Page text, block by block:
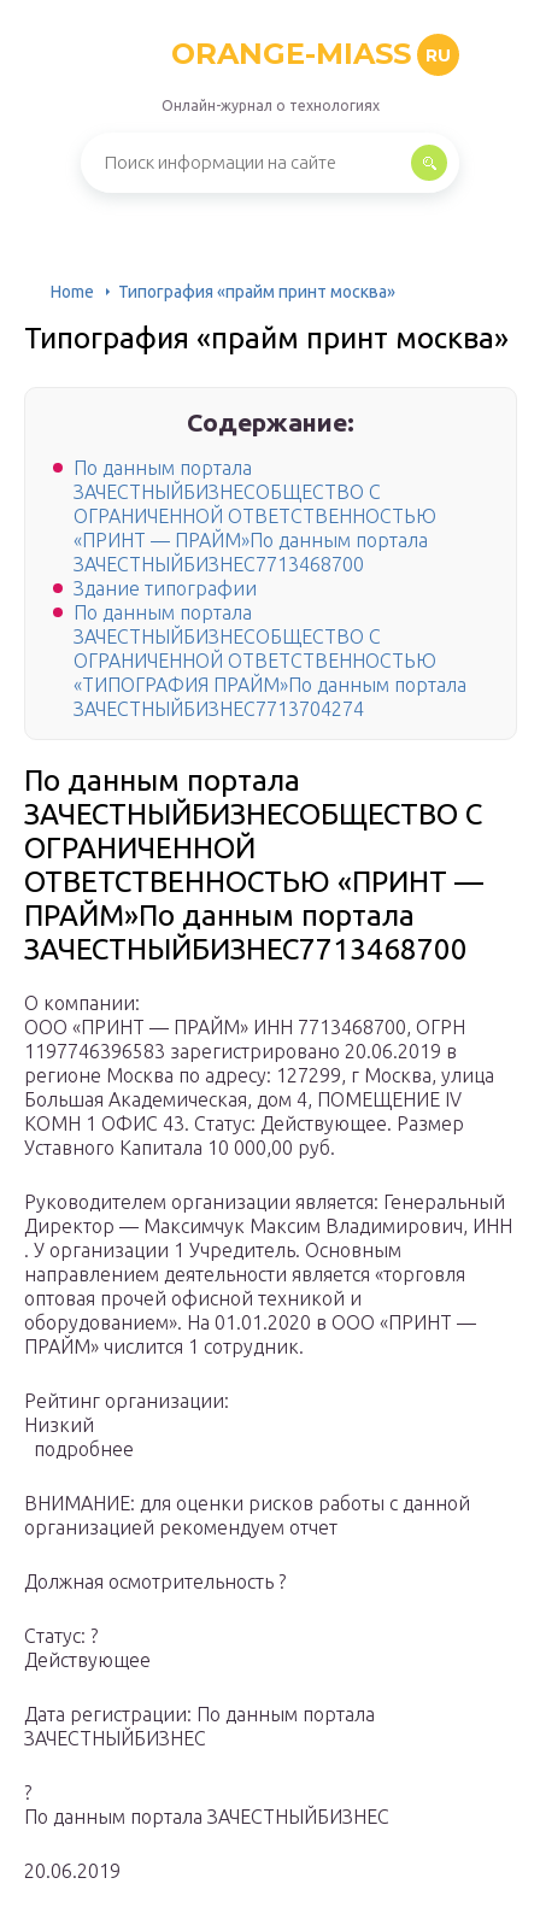
ORANGE-MIASS RU
Онлайн-журнал о технологиях
Home Типография «прайм принт москва»
Типография «прайм принт москва»
Содержание:
По данным портала
ЗАЧЕСТНЫЙБИЗНЕСОБЩЕСТВО С
ОГРАНИЧЕННОЙ ОТВЕТСТВЕННОСТЬЮ
«ПРИНТ — ПРАЙМ»По данным портала
ЗАЧЕСТНЫЙБИЗНЕС7713468700
Здание типографии
По данным портала
ЗАЧЕСТНЫЙБИЗНЕСОБЩЕСТВО С
ОГРАНИЧЕННОЙ ОТВЕТСТВЕННОСТЬЮ
«ТИПОГРАФИЯ ПРАЙМ»По данным портала
ЗАЧЕСТНЫЙБИЗНЕС7713704274
По данным портала
ЗАЧЕСТНЫЙБИЗНЕСОБЩЕСТВО С
ОГРАНИЧЕННОЙ
ОТВЕТСТВЕННОСТЬЮ «ПРИНТ —
ПРАЙМ»По данным портала
ЗАЧЕСТНЫЙБИЗНЕС7713468700
О компании:
ООО «ПРИНТ — ПРАЙМ» ИНН 7713468700, ОГРН
1197746396583 зарегистрировано 20.06.2019 в
регионе Москва по адресу: 127299, г Москва, улица
Большая Академическая, дом 4, ПОМЕЩЕНИЕ IV
КОМН 1 ОФИС 43. Статус: Действующее. Размер
Уставного Капитала 10 000,00 руб.
Руководителем организации является: Генеральный
Директор — Максимчук Максим Владимирович, ИНН
. У организации 1 Учредитель. Основным
направлением деятельности является «торговля
оптовая прочей офисной техникой и
оборудованием». На 01.01.2020 в ООО «ПРИНТ —
ПРАЙМ» числится 1 сотрудник.
Рейтинг организации:
Низкий
подробнее
ВНИМАНИЕ: для оценки рисков работы с данной
организацией рекомендуем отчет
Должная осмотрительность ?
Статус: ?
Действующее
Дата регистрации: По данным портала
ЗАЧЕСТНЫЙБИЗНЕС
?
По данным портала ЗАЧЕСТНЫЙБИЗНЕС
20.06.2019